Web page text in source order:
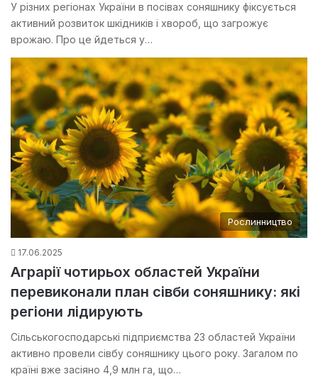
У різних регіонах України в посівах соняшнику фіксується
активний розвиток шкідників і хвороб, що загрожує
врожаю. Про це йдеться у…
Рослинництво
17.06.2025
Аграрії чотирьох областей України
перевиконали план сівби соняшнику: які
регіони лідирують
Сільськогосподарські підприємства 23 областей України
активно провели сівбу соняшнику цього року. Загалом по
країні вже засіяно 4,9 млн га, що…